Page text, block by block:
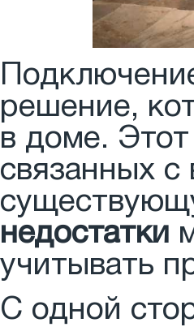
решение,
в доме.
связанных с
недостатки
учитывать
С одной